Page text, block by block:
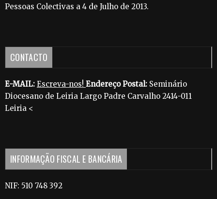
Pessoas Colectivas a 4 de Julho de 2013.
CONTACTO
E-MAIL: Escreva-nos! Endereço Postal: Seminário
Diocesano de Leiria Largo Padre Carvalho 2414-011
Leiria <
INFORMAÇÃO FISCAL E BANCÁRIA
NIF: 510 748 392